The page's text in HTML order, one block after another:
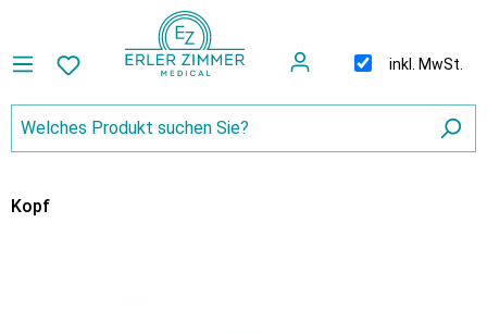
inkl. MwSt.
Kopf